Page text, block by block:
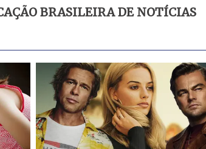
BRASILEIRA DE NOTÍCIAS